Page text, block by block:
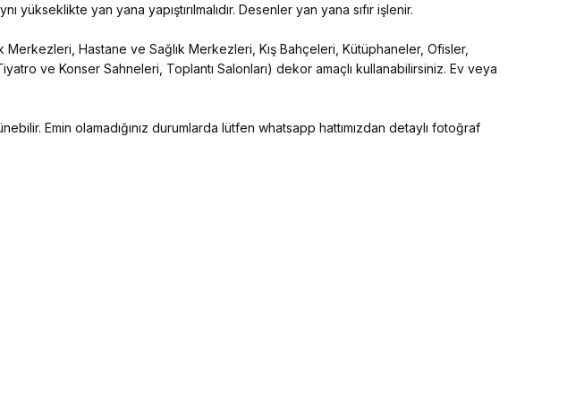
yükseklikte yan yana yapıştırılmalıdır. Desenler yan yana sıfır işlenir.
Merkezleri, Hastane ve Sağlık Merkezleri, Kış Bahçeleri, Kütüphaneler, Ofisler,
ve Konser Sahneleri, Toplantı Salonları) dekor amaçlı kullanabilirsiniz. Ev veya
Emin olamadığınız durumlarda lütfen whatsapp hattımızdan detaylı fotoğraf